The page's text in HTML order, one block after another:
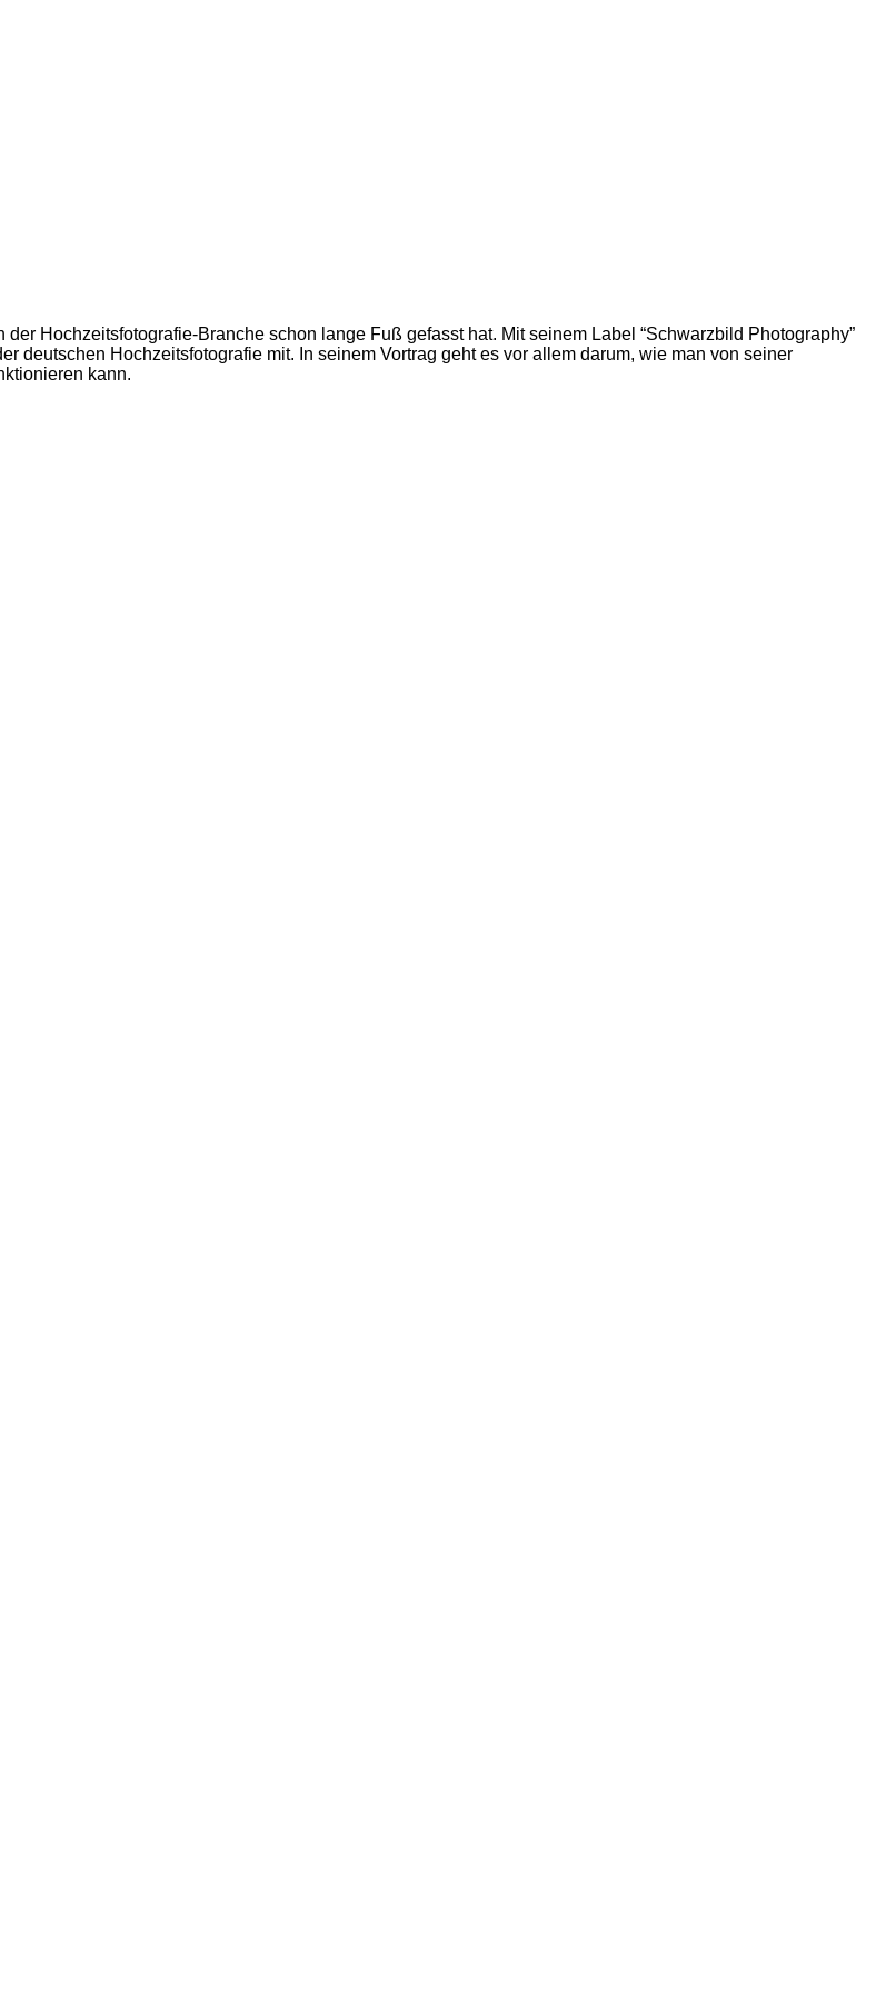
Hochzeitsfotografie-Branche schon lange Fuß gefasst hat. Mit seinem Label “Schwarzbild Photography”
deutschen Hochzeitsfotografie mit. In seinem Vortrag geht es vor allem darum, wie man von seiner
kann.